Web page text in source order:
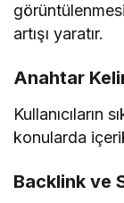
artışı yaratır.
Anahtar
Kullanıcıların
konularda
Backlink ve